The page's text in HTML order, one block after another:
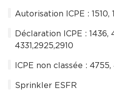
Autorisation ICPE : 1510,
Déclaration ICPE : 1436,
4331,2925,2910
ICPE non classée :
Sprinkler ESFR